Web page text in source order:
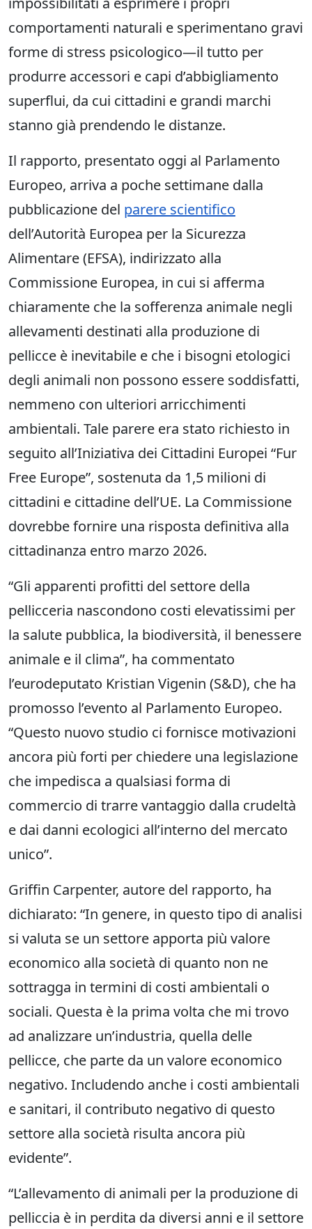
comportamenti naturali e sperimentano gravi
forme di stress psicologico—il tutto per
produrre accessori e capi d’abbigliamento
superflui, da cui cittadini e grandi marchi
stanno già prendendo le distanze.
Il rapporto, presentato oggi al Parlamento
Europeo, arriva a poche settimane dalla
pubblicazione del parere scientifico
dell’Autorità Europea per la Sicurezza
Alimentare (EFSA), indirizzato alla
Commissione Europea, in cui si afferma
chiaramente che la sofferenza animale negli
allevamenti destinati alla produzione di
pellicce è inevitabile e che i bisogni etologici
degli animali non possono essere soddisfatti,
nemmeno con ulteriori arricchimenti
ambientali. Tale parere era stato richiesto in
seguito all’Iniziativa dei Cittadini Europei “Fur
Free Europe”, sostenuta da 1,5 milioni di
cittadini e cittadine dell’UE. La Commissione
dovrebbe fornire una risposta definitiva alla
cittadinanza entro marzo 2026.
“Gli apparenti profitti del settore della
pellicceria nascondono costi elevatissimi per
la salute pubblica, la biodiversità, il benessere
animale e il clima”, ha commentato
l’eurodeputato Kristian Vigenin (S&D), che ha
promosso l’evento al Parlamento Europeo.
“Questo nuovo studio ci fornisce motivazioni
ancora più forti per chiedere una legislazione
che impedisca a qualsiasi forma di
commercio di trarre vantaggio dalla crudeltà
e dai danni ecologici all’interno del mercato
unico”.
Griffin Carpenter, autore del rapporto, ha
dichiarato: “In genere, in questo tipo di analisi
si valuta se un settore apporta più valore
economico alla società di quanto non ne
sottragga in termini di costi ambientali o
sociali. Questa è la prima volta che mi trovo
ad analizzare un’industria, quella delle
pellicce, che parte da un valore economico
negativo. Includendo anche i costi ambientali
e sanitari, il contributo negativo di questo
settore alla società risulta ancora più
evidente”.
“L’allevamento di animali per la produzione di
pelliccia è in perdita da diversi anni e il settore